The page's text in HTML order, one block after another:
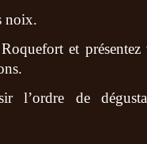
noix.
et
l’ordre de